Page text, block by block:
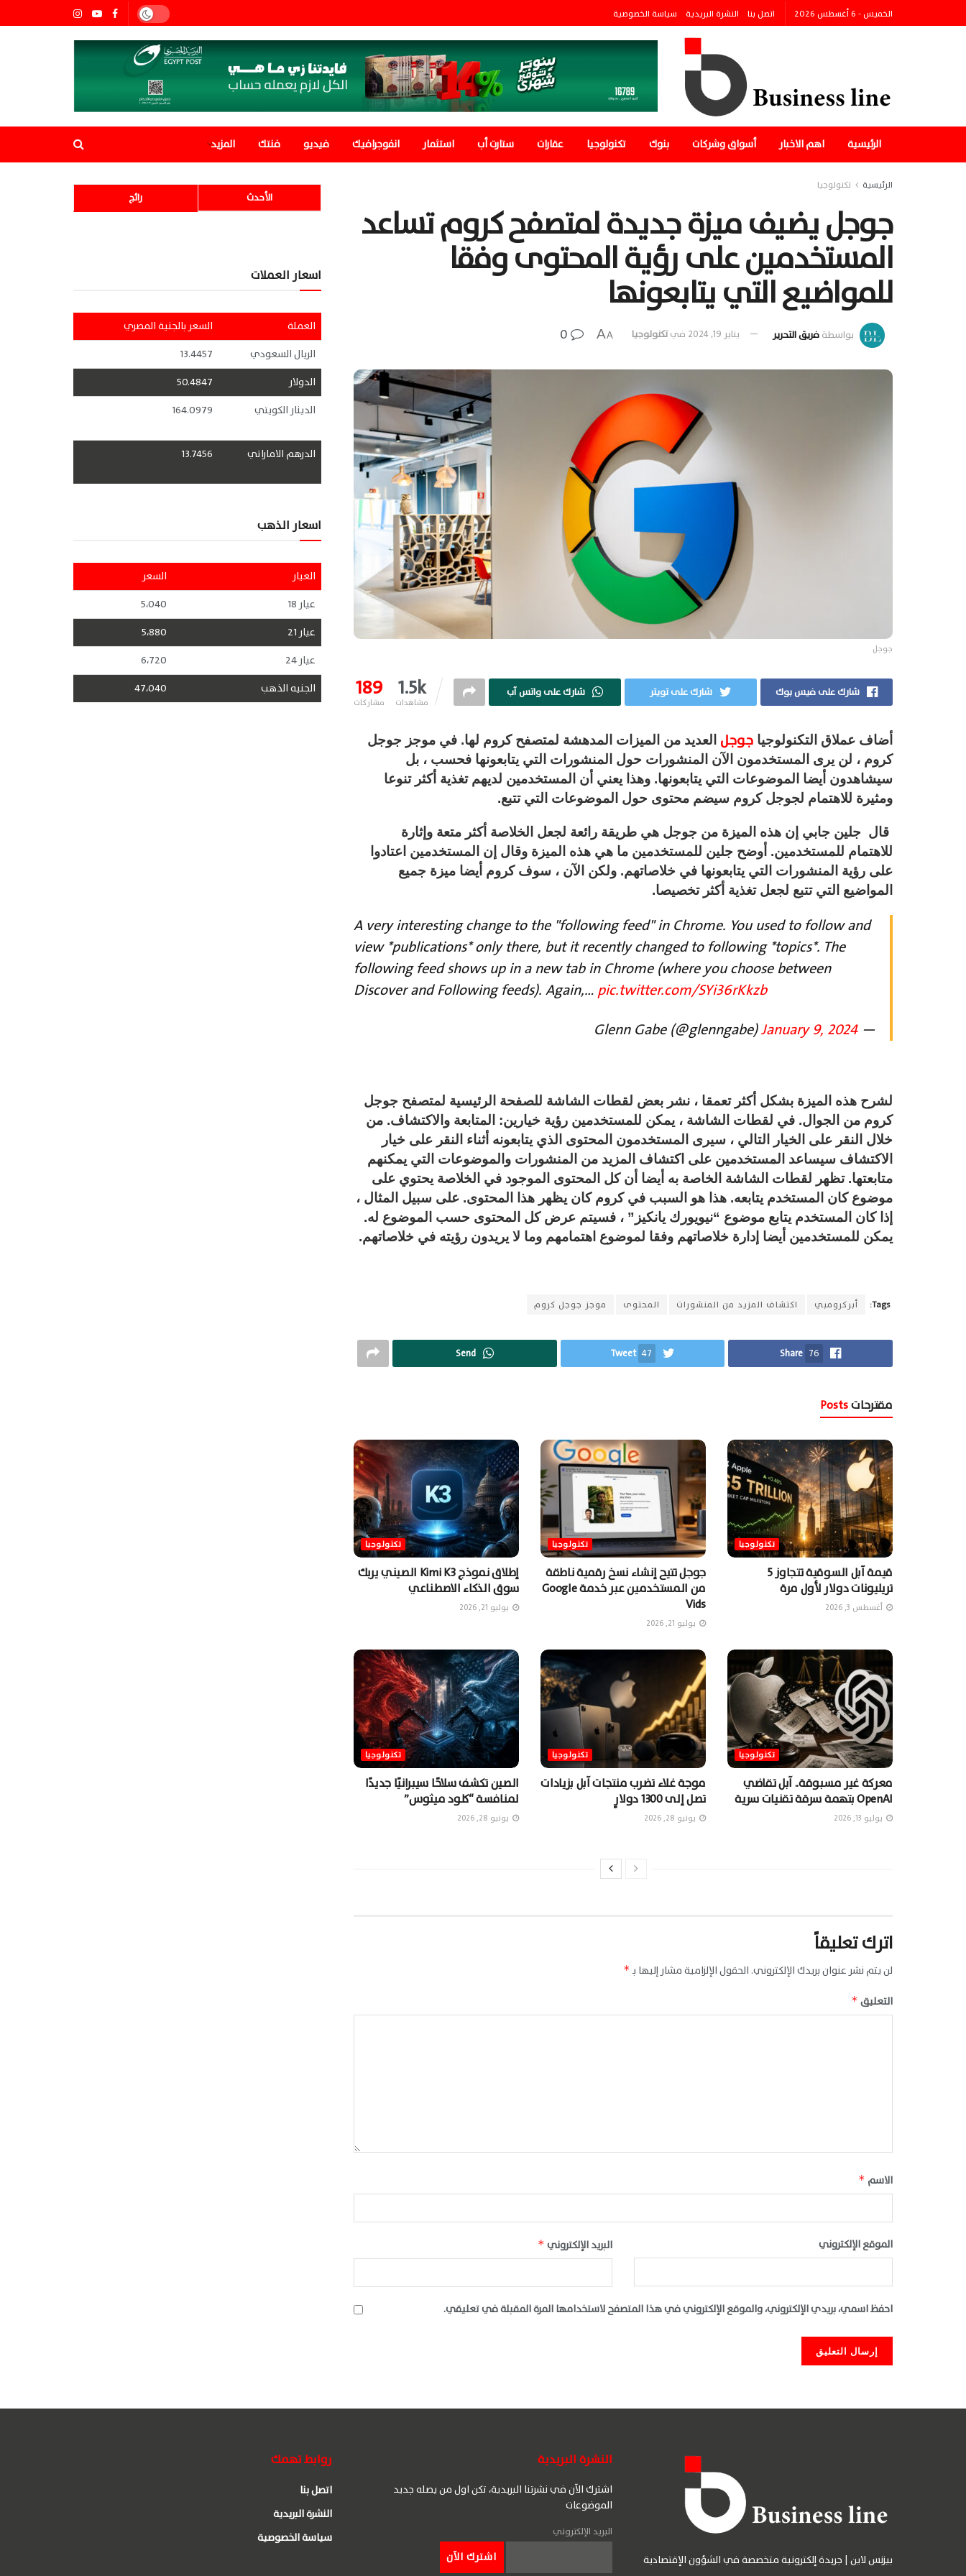
الخميس - 6 أغسطس 2026 اتصل بنا النشرة البريدية سياسة الخصوصية
الرئيسية اهم الاخبار أسواق وشركات بنوك تكنولوجيا عقارات ستارت أب استثمار انفوجرافيك فيديو فنتك المزيد
الرئيسية تكنولوجيا
جوجل يضيف ميزة جديدة لمتصفح كروم تساعد
المستخدمين على رؤية المحتوى وفقا
للمواضيع التي يتابعونها
بواسطةفريق التحرير يناير 19, 2024 فيتكنولوجيا A
A
جوجل
189
مشاركات 1.5k
مشاهدات
شارك على فيس بوك شارك على تويتر شارك على واتس آب
أضاف عملاق التكنولوجيا جوجل العديد من الميزات المدهشة لمتصفح كروم لها. في موجز جوجل
كروم ، لن يرى المستخدمون الآن المنشورات حول المنشورات التي يتابعونها فحسب ، بل
سيشاهدون أيضا الموضوعات التي يتابعونها. وهذا يعني أن المستخدمين لديهم تغذية أكثر تنوعا
ومثيرة للاهتمام لجوجل كروم سيضم محتوى حول الموضوعات التي تتبع.
قال جلين جابي إن هذه الميزة من جوجل هي طريقة رائعة لجعل الخلاصة أكثر متعة وإثارة
للاهتمام للمستخدمين. أوضح جلين للمستخدمين ما هي هذه الميزة وقال إن المستخدمين اعتادوا
على رؤية المنشورات التي يتابعونها في خلاصاتهم. ولكن الآن ، سوف كروم أيضا ميزة جميع
المواضيع التي تتبع لجعل تغذية أكثر تخصيصا.
A very interesting change to the "following feed" in Chrome. You used to follow and
view *publications* only there, but it recently changed to following *topics*. The
following feed shows up in a new tab in Chrome (where you choose between
Discover and Following feeds). Again,…pic.twitter.com/SYi36rKkzb
— Glenn Gabe (@glenngabe)
January 9, 2024
لشرح هذه الميزة بشكل أكثر تعمقا ، نشر بعض لقطات الشاشة للصفحة الرئيسية لمتصفح جوجل
كروم من الجوال. في لقطات الشاشة ، يمكن للمستخدمين رؤية خيارين: المتابعة والاكتشاف. من
خلال النقر على الخيار التالي ، سيرى المستخدمون المحتوى الذي يتابعونه أثناء النقر على خيار
الاكتشاف سيساعد المستخدمين على اكتشاف المزيد من المنشورات والموضوعات التي يمكنهم
متابعتها. تظهر لقطات الشاشة الخاصة به أيضا أن كل المحتوى الموجود في الخلاصة يحتوي على
موضوع كان المستخدم يتابعه. هذا هو السبب في كروم كان يظهر هذا المحتوى. على سبيل المثال ،
إذا كان المستخدم يتابع موضوع “نيويورك يانكيز” ، فسيتم عرض كل المحتوى حسب الموضوع له.
يمكن للمستخدمين أيضا إدارة خلاصاتهم وفقا لموضوع اهتمامهم وما لا يريدون رؤيته في خلاصاتهم.
Tags: أبركرومبي اكتشاف المزيد من المنشورات المحتوى موجز جوجل كروم
Share 76
Tweet 47
Send
مقترحات
تكنولوجيا
قيمة آبل السوقية تتجاوز 5
تريليونات دولار لأول مرة
أغسطس 3, 2026
تكنولوجيا
جوجل تتيح إنشاء نسخ رقمية ناطقة
من المستخدمين عبر خدمة Google
Vids
يوليو 21, 2026
تكنولوجيا
إطلاق نموذج Kimi K3 الصيني يربك
سوق الذكاء الاصطناعي
يوليو 21, 2026
تكنولوجيا
معركة غير مسبوقة.. آبل تقاضي
OpenAI بتهمة سرقة تقنيات سرية
يوليو 13, 2026
تكنولوجيا
موجة غلاء تضرب منتجات آبل بزيادات
تصل إلى 1300 دولارٍ
يونيو 28, 2026
تكنولوجيا
الصين تكشف سلاحًا سيبرانيًا جديدًا
لمنافسة “كلود ميثوس”
يونيو 28, 2026
اترك تعليقاً
لن يتم نشر عنوان بريدك الإلكتروني. الحقول الإلزامية مشار إليها بـ*
التعليق *
الاسم *
البريد الإلكتروني * الموقع الإلكتروني
احفظ اسمي، بريدي الإلكتروني، والموقع الإلكتروني في هذا المتصفح لاستخدامها المرة المقبلة في تعليقي.
رائج الأحدث
اسعار العملات
العملة
السعر بالجنية المصري
الريال السعودي
13.4457
الدولار
50.4847
الدينار الكويتي
164.0979
الدرهم الاماراتي 13.7456
اسعار الذهب
العيار
السعر
عيار 18
5،040
عيار 21
5،880
عيار 24
6،720
الجنيه الذهب
47،040
روابط تهمك
اتصل بنا
النشرة البريدية
سياسة الخصوصية
النشرة البريدية
اشترك الآن في نشرتنا البريدية، تكن اول من يصله جديد
الموضوعات
البريد الإلكتروني
بيزنس لاين | جريدة إلكترونية متخصصة في الشؤون الإقتصادية